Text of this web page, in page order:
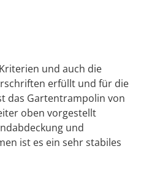
und auch die
erfüllt und für die
das Gartentrampolin von
oben vorgestellt
und
ist es ein sehr stabiles